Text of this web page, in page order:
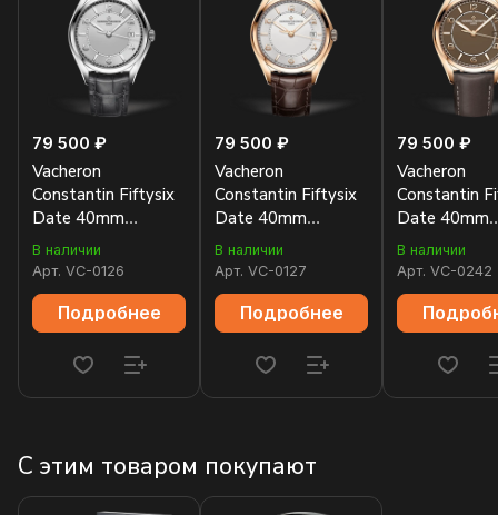
79 500 ₽
Vacheron
Constantin Fiftysix
Date 40mm
4600E/000A-B442
В наличии
Арт. VC-0126
Подробнее
79 500 ₽
Vacheron
Constantin Fiftysix
Date 40mm
4600E/000R-B441
В наличии
Арт. VC-0127
Подробнее
79 500 ₽
Vacheron
Constantin
Date 40mm
4600E/
В наличии
Арт. VC-0242
С этим товаром покупают